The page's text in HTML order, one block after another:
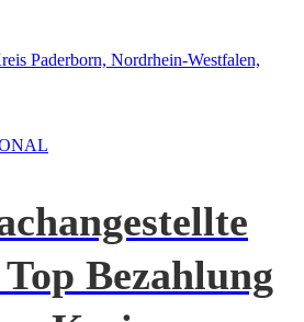
Paderborn, Nordrhein-Westfalen,
Bezahlung